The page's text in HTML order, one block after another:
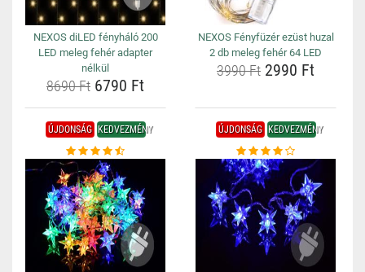
NEXOS diLED fényháló 200
LED meleg fehér adapter
nélkül
8690 Ft 6790 Ft
NEXOS Fényfüzér ezüst huzal
2 db meleg fehér 64 LED
3990 Ft 2990 Ft
ÚJDONSÁG KEDVEZMÉNY ÚJDONSÁG KEDVEZMÉNY